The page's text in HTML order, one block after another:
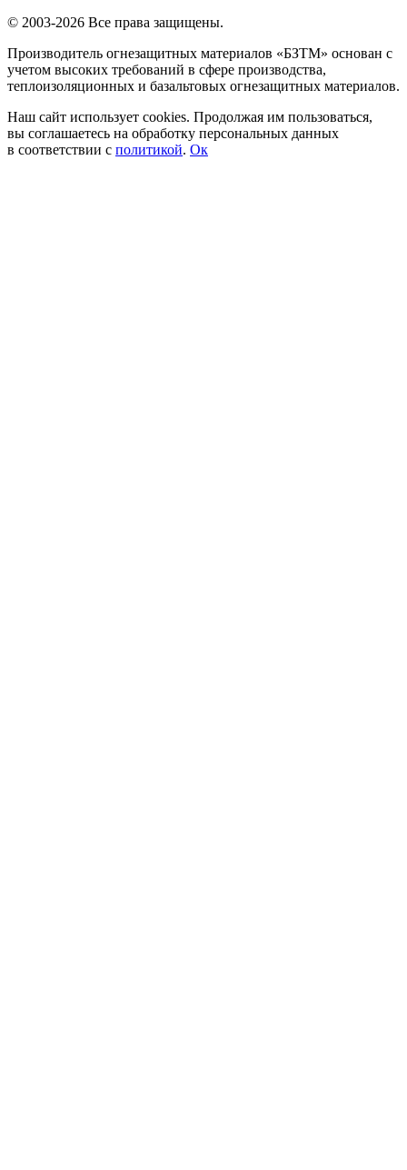
© 2003-2026 Все права защищены.
Производитель огнезащитных материалов «БЗТМ» основан с
учетом высоких требований в сфере производства,
теплоизоляционных и базальтовых огнезащитных материалов.
Наш сайт использует cookies. Продолжая им пользоваться,
вы соглашаетесь на обработку персональных данных
в соответствии с политикой. Ок